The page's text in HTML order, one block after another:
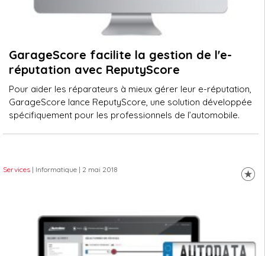
GarageScore facilite la gestion de l'e-
réputation avec ReputyScore
Pour aider les réparateurs à mieux gérer leur e-réputation,
GarageScore lance ReputyScore, une solution développée
spécifiquement pour les professionnels de l’automobile.
Services | Informatique | 2 mai 2018